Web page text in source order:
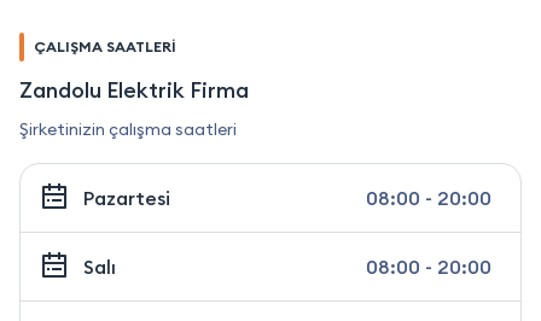
ÇALIŞMA SAATLERİ
Zandolu Elektrik Firma
Şirketinizin çalışma saatleri
Pazartesi 08:00 - 20:00
Salı 08:00 - 20:00